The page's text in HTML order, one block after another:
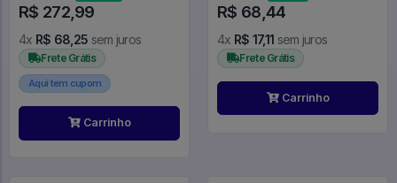
R$ 272,99
4x R$ 68,25 sem juros
Frete Grátis
Aqui tem cupom
Carrinho
R$ 68,44
4x R$ 17,11 sem juros
Frete Grátis
Carrinho